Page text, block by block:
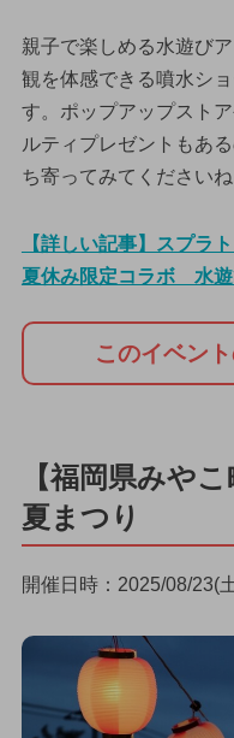
親子で楽しめる水遊び
観を体感できる噴水シ
す。ポップアップスト
ルティプレゼントもあ
ち寄ってみてくださいね
【詳しい記事】スプラ
夏休み限定コラボ 水遊
このイベン
【福岡県みや
夏まつり
開催日時：2025/08/23(